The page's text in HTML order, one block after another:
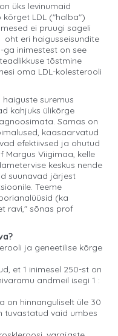
üks levinumaid
kõrget LDL ("halba")
ei pruugi sageli
eri haigusseisundite
ga inimestest on see
tõstmine
oma LDL-kolesterooli
suremus
kahjuks ülikõrge
Samas on
kaasaarvatud
efektiivsed ja ohutud
Margus Viigimaa, kelle
keskus nende
suunavad järjest
Teeme
(ka
ravi," sõnas prof
ja geneetilise kõrge
et 1 inimesel 250-st on
andmeil isegi 1 :
on hinnanguliselt üle 30
tuvastatud vaid umbes